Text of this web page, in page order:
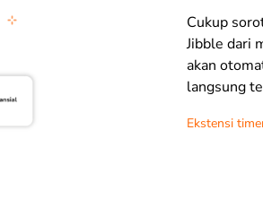
Cukup
Jibble dari
akan
langsung
Ekstensi